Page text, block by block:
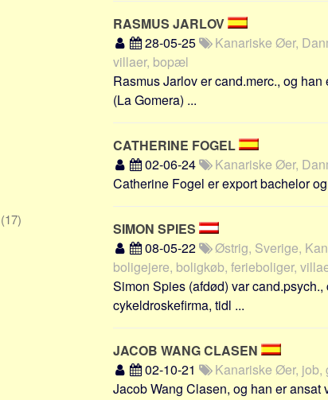
RASMUS JARLOV
28-05-25
Kanariske Øer,
villaer, bopæl
Rasmus Jarlov er cand.merc., og
(La Gomera) ...
CATHERINE FOGEL
02-06-24
Kanariske Øer,
Catherine Fogel er export bachelor
SIMON SPIES
08-05-22
Østrig, Sverige,
boligejere, boligkøb, ferieboliger,
Simon Spies (afdød) var
cykeldroskefirma, tidl ...
JACOB WANG CLASEN
02-10-21
Kanariske Øer, job,
Jacob Wang Clasen, og han er ansat
(17)